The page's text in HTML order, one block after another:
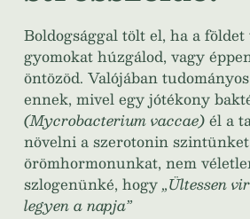
Boldogsággal tölt el, ha a
gyomokat húzgálod, vagy
öntözöd. Valójában
ennek, mivel egy jótékony
(Mycrobacterium vaccae)él a
növelni a szerotonin
örömhormonunkat, nem
szlogenünké, hogy„Ültessen
legyen a napja”